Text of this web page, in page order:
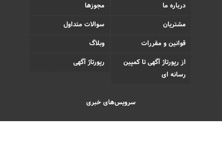
درباره ما
مجوزها
مشتریان
سوالات متداول
قوانین و مقررات
وبلاگ
از رپورتاژ آگهی تا کمپین
رسانه ای
رپورتاژ آگهی
سرویس‌های خبری